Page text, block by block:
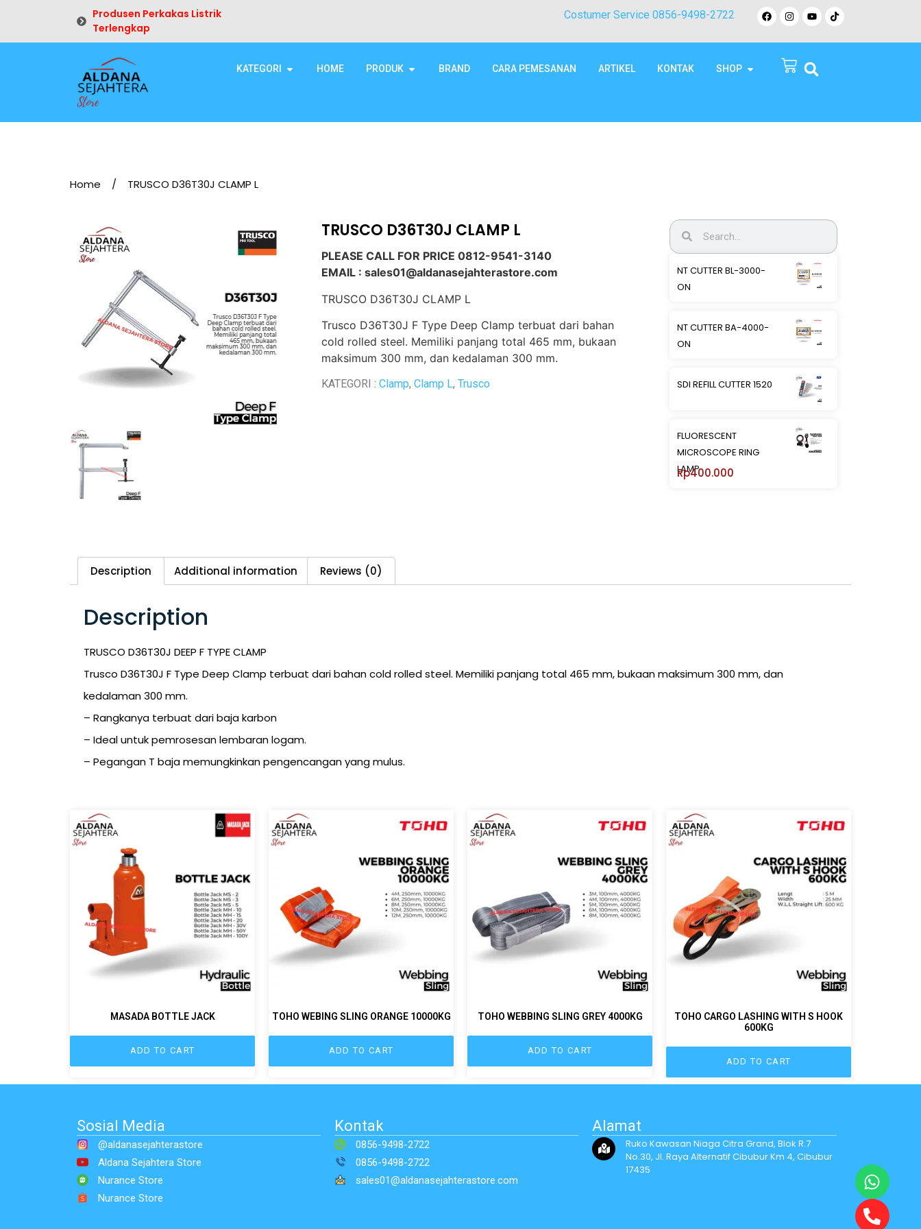
Produsen Perkakas Listrik
Terlengkap
Costumer Service 0856-9498-2722
KATEGORI HOME PRODUK BRAND CARA PEMESANAN ARTIKEL KONTAK SHOP
Home / TRUSCO D36T30J CLAMP L
TRUSCO D36T30J CLAMP L
PLEASE CALL FOR PRICE 0812-9541-3140
EMAIL : sales01@aldanasejahterastore.com
TRUSCO D36T30J CLAMP L
Trusco D36T30J F Type Deep Clamp terbuat dari bahan
cold rolled steel. Memiliki panjang total 465 mm, bukaan
maksimum 300 mm, dan kedalaman 300 mm.
KATEGORI : Clamp, Clamp L, Trusco
NT CUTTER BL-3000-
ON
NT CUTTER BA-4000-
ON
SDI REFILL CUTTER 1520
FLUORESCENT
MICROSCOPE RING
LAMP
Rp400.000
Description Additional information Reviews (0)
Description
TRUSCO D36T30J DEEP F TYPE CLAMP
Trusco D36T30J F Type Deep Clamp terbuat dari bahan cold rolled steel. Memiliki panjang total 465 mm, bukaan maksimum 300 mm, dan
kedalaman 300 mm.
– Rangkanya terbuat dari baja karbon
– Ideal untuk pemrosesan lembaran logam.
– Pegangan T baja memungkinkan pengencangan yang mulus.
MASADA BOTTLE JACK
ADD TO CART
TOHO WEBING SLING ORANGE 10000KG
ADD TO CART
TOHO WEBBING SLING GREY 4000KG
ADD TO CART
TOHO CARGO LASHING WITH S HOOK
600KG
ADD TO CART
Sosial Media
@aldanasejahterastore
Aldana Sejahtera Store
Nurance Store
Nurance Store
Kontak
0856-9498-2722
0856-9498-2722
sales01@aldanasejahterastore.com
Alamat
Ruko Kawasan Niaga Citra Grand, Blok R.7
No.30, Jl. Raya Alternatif Cibubur Km 4, Cibubur
17435